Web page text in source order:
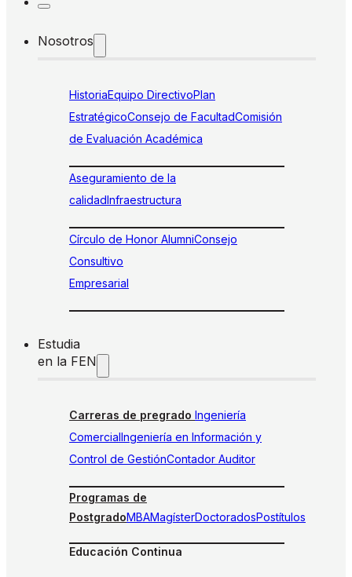
Nosotros
HistoriaEquipo DirectivoPlan
EstratégicoConsejo de FacultadComisión
de Evaluación Académica
Aseguramiento de la
calidadInfraestructura
Círculo de Honor AlumniConsejo
Consultivo
Empresarial
Estudia
en la FEN
Carreras de pregrado Ingeniería
ComercialIngeniería en Información y
Control de GestiónContador Auditor
Programas de
PostgradoMBAMagísterDoctoradosPostítulos
Educación Continua